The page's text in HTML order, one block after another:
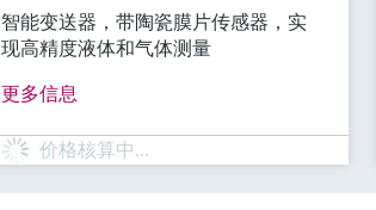
智能变送器，带陶瓷膜片传感器，实
现高精度液体和气体测量
更多信息
价格核算中…